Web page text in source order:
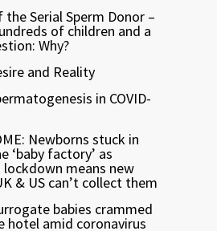
the Serial Sperm Donor –
of children and a
Why?
and Reality
in COVID-
Newborns stuck in
‘baby factory’ as
lockdown means new
& US can’t collect them
babies crammed
hotel amid coronavirus